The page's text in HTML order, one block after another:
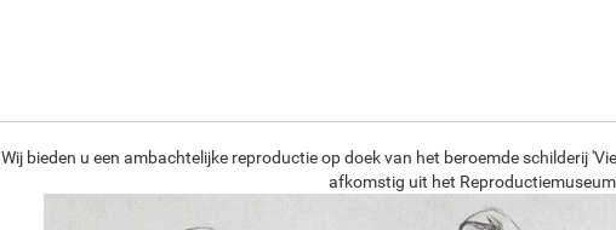
Wij bieden u een ambachtelijke reproductie op doek van het beroemde schilderij
afkomstig uit het